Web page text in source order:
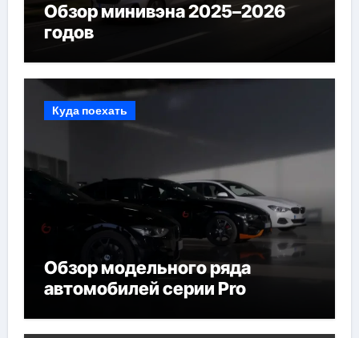
Обзор минивэна 2025–2026
годов
Куда поехать
Обзор модельного ряда
автомобилей серии Pro